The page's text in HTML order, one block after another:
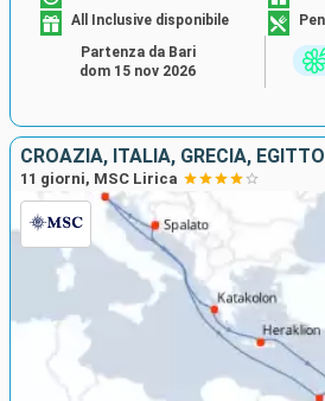
All Inclusive disponibile
Partenza da Bari
dom 15 nov 2026
CROAZIA, ITALIA, GRECIA, EGITTO
11 giorni, MSC Lirica